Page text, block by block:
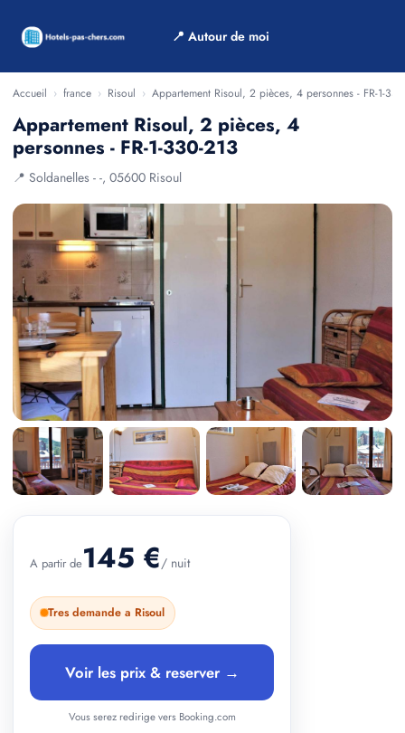
📍 Autour de moi
Accueil › france › Risoul › Appartement Risoul, 2 pièces, 4 personnes - FR-1-
Appartement Risoul, 2 pièces, 4
personnes - FR-1-330-213
📍 Soldanelles - -, 05600 Risoul
A partir de145 €/ nuit
Tres demande a Risoul
Voir les prix & reserver →
Vous serez redirige vers Booking.com